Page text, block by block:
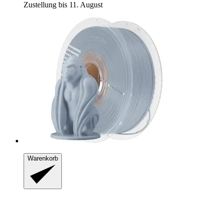
Zustellung bis 11. August
Warenkorb